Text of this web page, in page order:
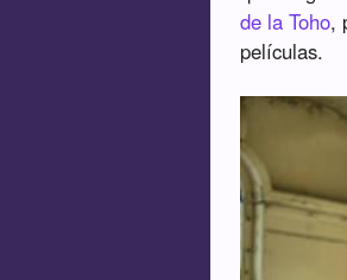
de la Toho,
películas.